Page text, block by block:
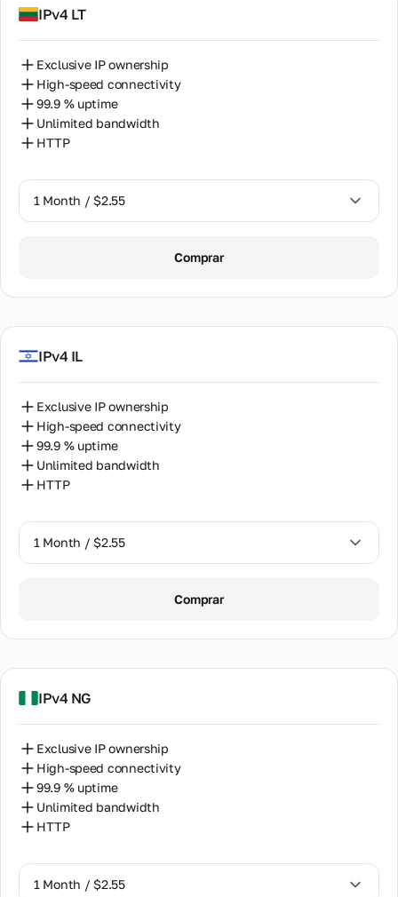
IPv4 LT
Exclusive IP ownership
High-speed connectivity
99.9 % uptime
Unlimited bandwidth
HTTP
1 Month / $2.55
Comprar
IPv4 IL
Exclusive IP ownership
High-speed connectivity
99.9 % uptime
Unlimited bandwidth
HTTP
1 Month / $2.55
Comprar
IPv4 NG
Exclusive IP ownership
High-speed connectivity
99.9 % uptime
Unlimited bandwidth
HTTP
1 Month / $2.55